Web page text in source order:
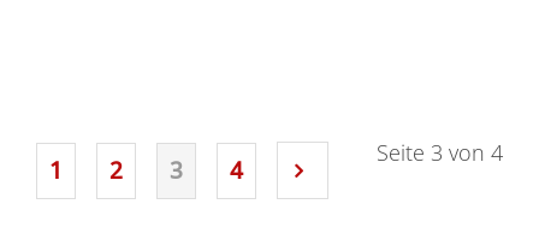
Seite 3 von 4
1 2 3 4